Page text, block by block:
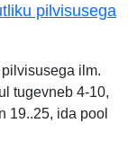
pilvisusega
ilm.
tugevneb 4-10,
19..25, ida pool